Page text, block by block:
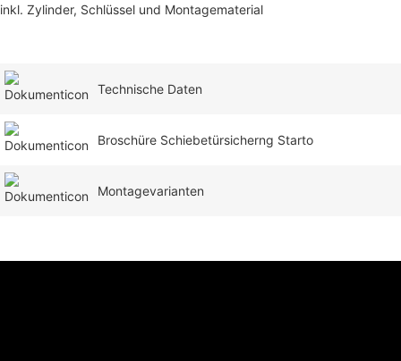
inkl. Zylinder, Schlüssel und Montagematerial
Technische Daten
Broschüre Schiebetürsicherng Starto
Montagevarianten